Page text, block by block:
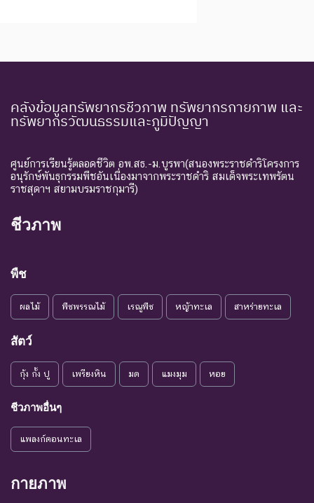
คลังข้อมูลทรัพยากรชีวภาพ ทรัพยากรกายภาพ และ
ทรัพยากรวัฒนธรรมและภูมิปัญญา
ศูนย์การเรียนรู้ตลอดชีวิต อพ.สธ.-ม.บูรพา(สนองพระราชดำริโครงการ
อนุรักษ์พันธุกรรมพืชอันเนื่องมาจากพระราชดำริ สมเด็จพระเทพรัตน
ราชสุดาฯ สยามบรมราชกุมารี)
ชีวภาพ
พืช
ผลไม้ พืชพรรณไม้ เรณูพืช หญ้าทะเล สาหร่ายทะเล
สัตว์
กุ้ง กั้ง ปู เพรียงหิน มด แมงมุม หอย
ชีวภาพอื่นๆ
แพลงก์ตอนทะเล
กายภาพ